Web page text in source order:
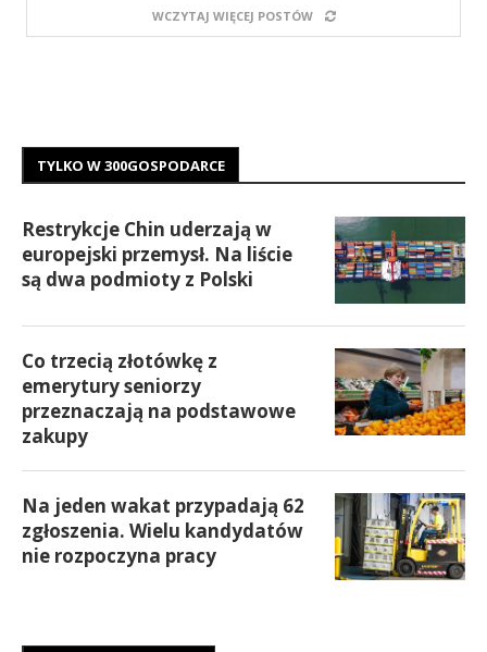
WCZYTAJ WIĘCEJ POSTÓW
TYLKO W 300GOSPODARCE
Restrykcje Chin uderzają w
europejski przemysł. Na liście
są dwa podmioty z Polski
Co trzecią złotówkę z
emerytury seniorzy
przeznaczają na podstawowe
zakupy
Na jeden wakat przypadają 62
zgłoszenia. Wielu kandydatów
nie rozpoczyna pracy